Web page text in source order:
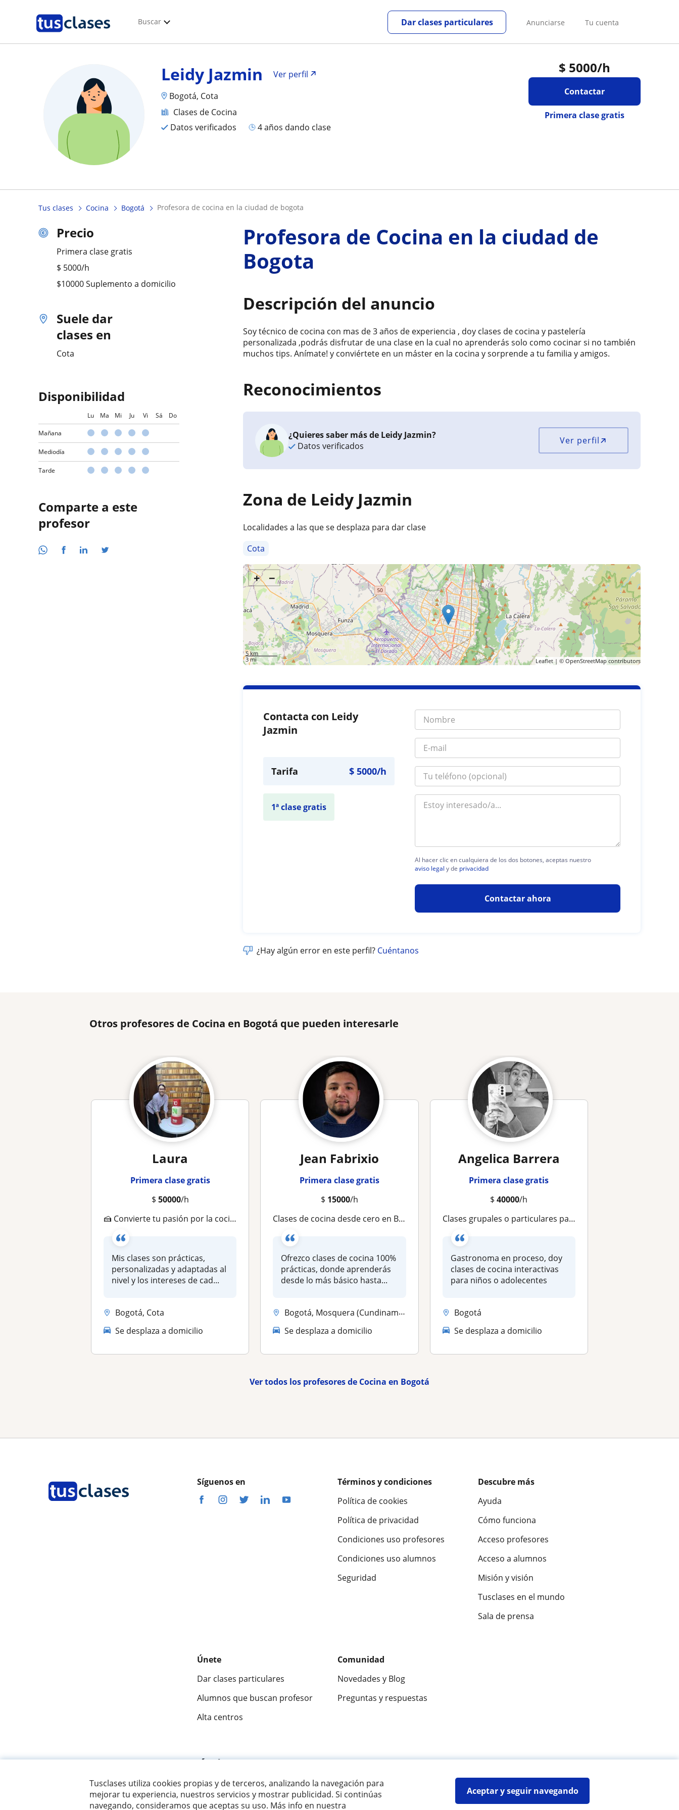
Tusclases utiliza cookies propias y de terceros, analizando la navegación para
mejorar tu experiencia, nuestros servicios y mostrar publicidad. Si continúas
navegando, consideramos que aceptas su uso. Más info en nuestra
Aceptar y seguir navegando
Buscar Anunciarse Tu cuenta
Dar clases particulares
$ 5000/h
Contactar
Primera clase gratis
Leidy Jazmin
Ver perfil
Bogotá, Cota
Clases de Cocina
Datos verificados
4 años dando clase
Tus clases Cocina Bogotá profesora de cocina en la ciudad de bogota
Precio
Primera clase gratis
$ 5000/h
$10000 Suplemento a domicilio
Suele dar
clases en
Cota
Disponibilidad
Lu Ma Mi Ju Vi Sá Do
Mañana
Mediodía
Tarde
Comparte a este
profesor
Profesora de Cocina en la ciudad de
Bogota
Descripción del anuncio
Soy técnico de cocina con mas de 3 años de experiencia , doy clases de cocina y pastelería
personalizada ,podrás disfrutar de una clase en la cual no aprenderás solo como cocinar si no también
muchos tips. Anímate! y conviértete en un máster en la cocina y sorprende a tu familia y amigos.
Reconocimientos
¿Quieres saber más de Leidy Jazmin?
Datos verificados
Ver perfil
Zona de Leidy Jazmin
Localidades a las que se desplaza para dar clase
Cota
+ −
5 km
3 mi
Leaflet| © OpenStreetMap contributors
Contacta con Leidy
Jazmin
Tarifa $5000/h
1ª clase gratis
Al hacer clic en cualquiera de los dos botones, aceptas nuestro
aviso legal y de privacidad
Contactar ahora
¿Hay algún error en este perfil? Cuéntanos
Otros profesores de Cocina en Bogotá que pueden interesarle
Laura
Primera clase gratis
$ 50000/h
🍰 Convierte tu pasión por la cocina en habilidades reales. Aprende pastelería, sushi, pizza y más con una profesional de 13 años
Mis clases son prácticas,
personalizadas y adaptadas al
nivel y los intereses de cad...
Bogotá, Cota
Se desplaza a domicilio
Jean Fabrixio
Primera clase gratis
$ 15000/h
Clases de cocina desde cero en Bogotá | 100% prácticas y a domicilio
Ofrezco clases de cocina 100%
prácticas, donde aprenderás
desde lo más básico hasta...
Bogotá, Mosquera (Cundinamarca), Soacha, Ubaque
Se desplaza a domicilio
Angelica Barrera
Primera clase gratis
$40000/h
Clases grupales o particulares para niños o adolecentes
Gastronoma en proceso, doy
clases de cocina interactivas
para niños o adolecentes
Bogotá
Se desplaza a domicilio
Ver todos los profesores de Cocina en Bogotá
Síguenos en
Términos y condiciones
Política de cookies
Política de privacidad
Condiciones uso profesores
Condiciones uso alumnos
Seguridad
Descubre más
Ayuda
Cómo funciona
Acceso profesores
Acceso a alumnos
Misión y visión
Tusclases en el mundo
Sala de prensa
Únete
Dar clases particulares
Alumnos que buscan profesor
Alta centros
Comunidad
Novedades y Blog
Preguntas y respuestas
Fantástica 9,5/10 ★★★★★
© 2007 - 2026 Tusclases.co Mapa web:Profesores particulares